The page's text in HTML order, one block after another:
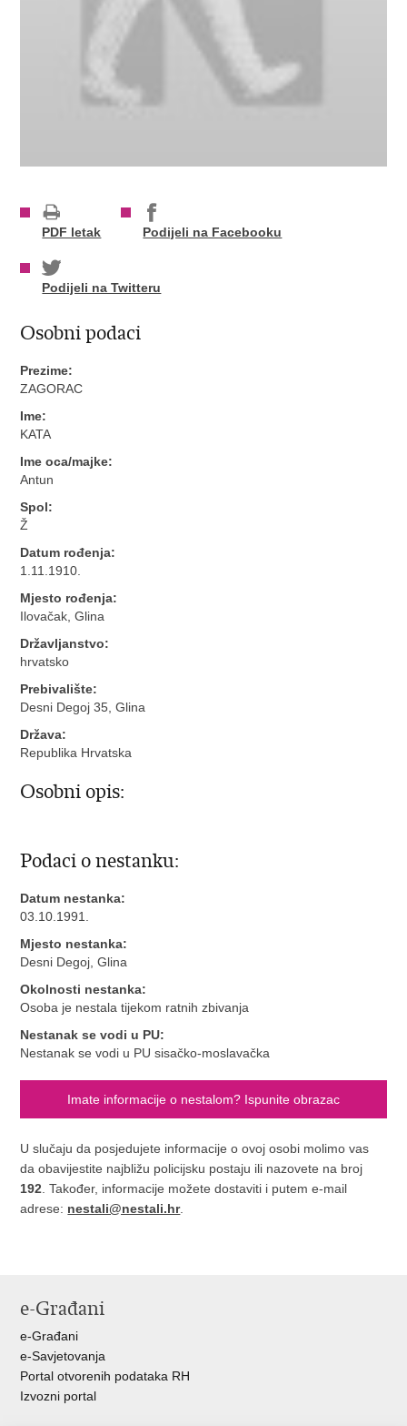
PDF letak Podijeli na Facebooku
Podijeli na Twitteru
Osobni podaci
Prezime:
ZAGORAC
Ime:
KATA
Ime oca/majke:
Antun
Spol:
Ž
Datum rođenja:
1.11.1910.
Mjesto rođenja:
Ilovačak, Glina
Državljanstvo:
hrvatsko
Prebivalište:
Desni Degoj 35, Glina
Država:
Republika Hrvatska
Osobni opis:
Podaci o nestanku:
Datum nestanka:
03.10.1991.
Mjesto nestanka:
Desni Degoj, Glina
Okolnosti nestanka:
Osoba je nestala tijekom ratnih zbivanja
Nestanak se vodi u PU:
Nestanak se vodi u PU sisačko-moslavačka
Imate informacije o nestalom? Ispunite obrazac
U slučaju da posjedujete informacije o ovoj osobi molimo vas
da obavijestite najbližu policijsku postaju ili nazovete na broj
192. Također, informacije možete dostaviti i putem e-mail
adrese: nestali@nestali.hr.
e-Građani
e-Građani
e-Savjetovanja
Portal otvorenih podataka RH
Izvozni portal